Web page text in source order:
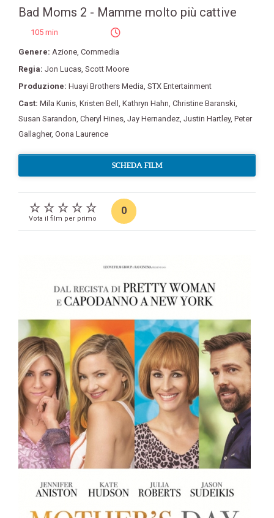
Bad Moms 2 - Mamme molto più cattive
105 min
Genere: Azione, Commedia
Regia: Jon Lucas, Scott Moore
Produzione: Huayi Brothers Media, STX Entertainment
Cast: Mila Kunis, Kristen Bell , Kathryn Hahn, Christine Baranski,
Susan Sarandon, Cheryl Hines, Jay Hernandez, Justin Hartley, Peter
Gallagher, Oona Laurence
SCHEDA FILM
Vota il film per primo
0